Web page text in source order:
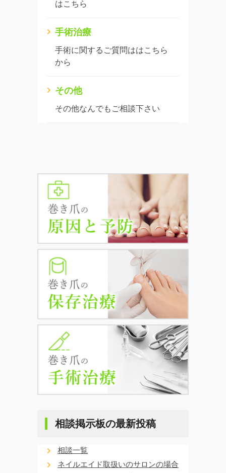
はこちら
手術治療
手術に関するご質問ははこちら
から
その他
その他なんでもご相談下さい
相談掲示板の最新投稿
相談一覧
ネイルエイド取扱いのサロンの場合